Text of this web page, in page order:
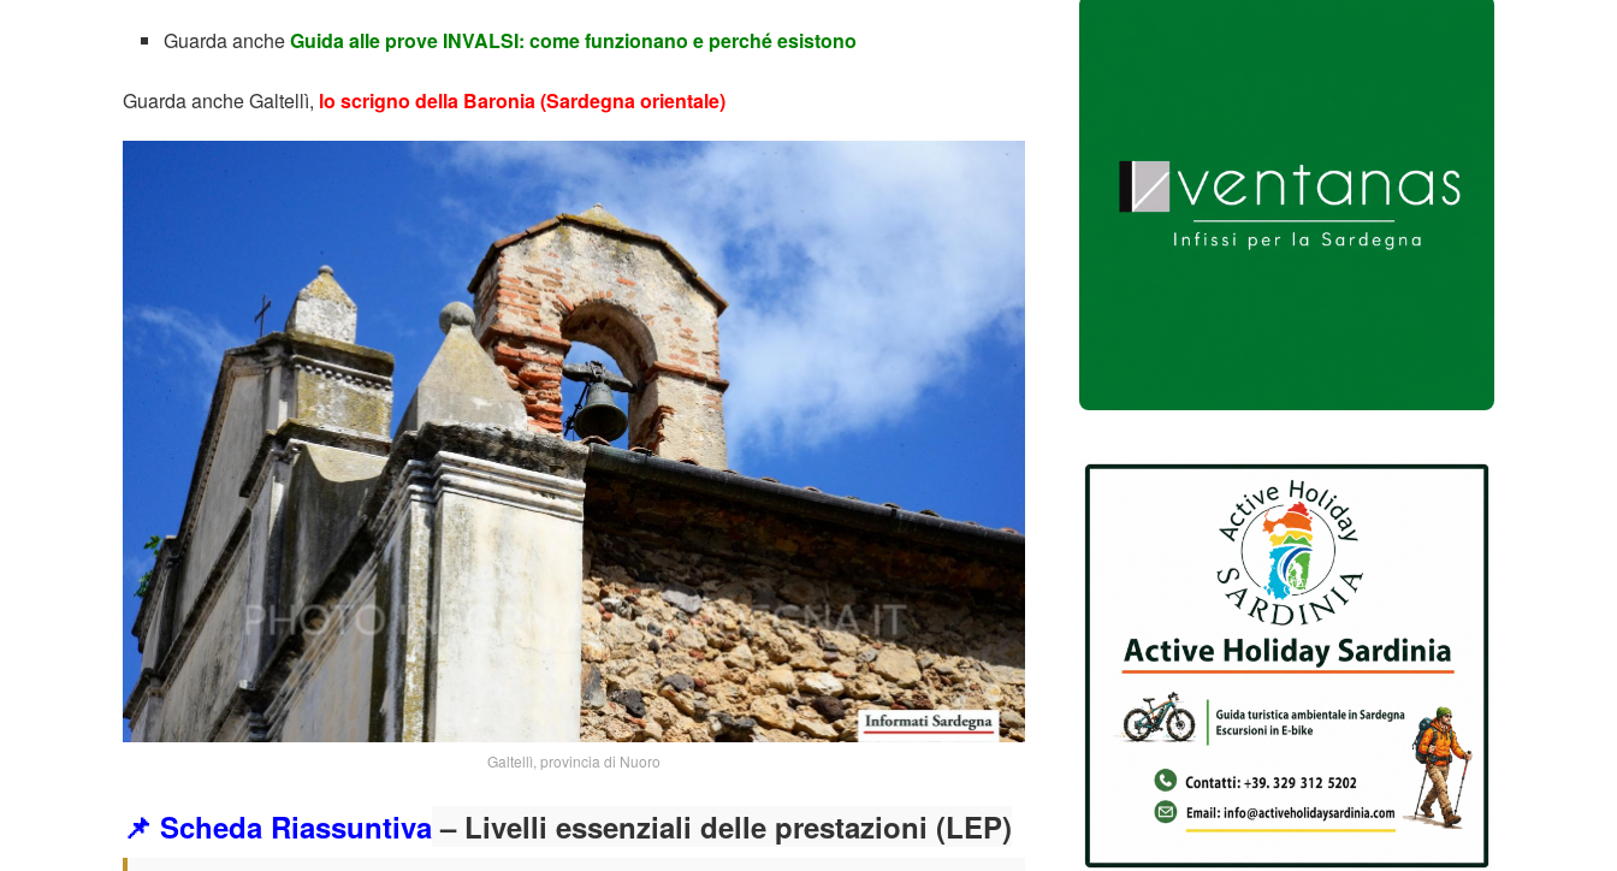
Guarda ancheGuida alle prove INVALSI: come funzionano e perché esistono
Guarda anche Galtellì, lo scrigno della Baronia (Sardegna orientale)
Galtellì, provincia di Nuoro
📌 Scheda Riassuntiva– Livelli essenziali delle prestazioni (LEP)